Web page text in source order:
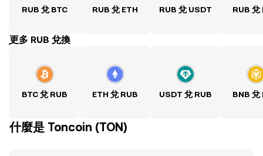
RUB 兌 BTC RUB 兌 ETH RUB 兌 USDT RUB 兌
ִִִִִִִִִִִִִִִִִִִִִִִִִִִִִִִִִִִִִִִִִִִִִִִִ更多 RUB 兌換
BTC 兌 RUB ETH 兌 RUB USDT 兌 RUB BNB 兌
什麼是 Toncoin (TON)